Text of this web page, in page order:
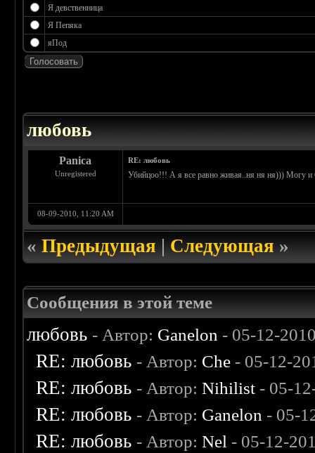
Я девственница
Я Пепяка
яПод
любовь
Panica
Unregistered
RE: любовь
Убийцоо!!! А я все равно живая..ня ня ня))) Могу и
08-09-2010, 11:20 AM
«Предыдущая|Следующая»
Сообщения в этой теме
любовь - Автор: Ganelon - 05-12-
RE: любовь - Автор: Che - 05-12-
RE: любовь - Автор:Nihilist - 05-
RE: любовь - Автор: Ganelon - 05-
RE: любовь - Автор:Nel - 05-12-